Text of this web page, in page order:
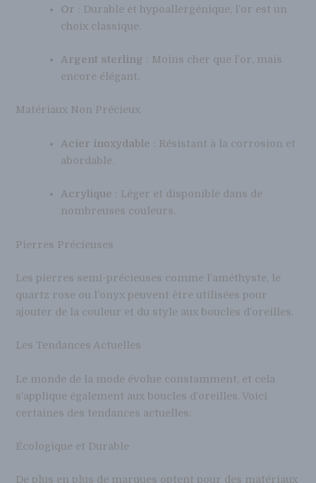
Or : Durable et hypoallergénique, l’or est un
choix classique.
Argent sterling : Moins cher que l’or, mais
encore élégant.
Matériaux Non Précieux
Acier inoxydable : Résistant à la corrosion et
abordable.
Acrylique : Léger et disponible dans de
nombreuses couleurs.
Pierres Précieuses
Les pierres semi-précieuses comme l’améthyste, le
quartz rose ou l’onyx peuvent être utilisées pour
ajouter de la couleur et du style aux boucles d’oreilles.
Les Tendances Actuelles
Le monde de la mode évolue constamment, et cela
s’applique également aux boucles d’oreilles. Voici
certaines des tendances actuelles:
Écologique et Durable
De plus en plus de marques optent pour des matériaux